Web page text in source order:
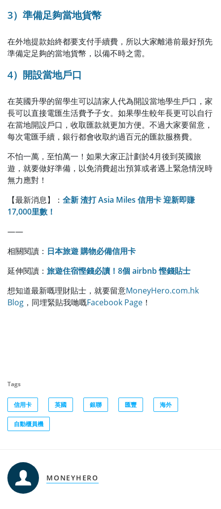
3）準備足夠當地貨幣
在外地提款始終都要支付手續費，所以大家離港前最好預先
準備定足夠的當地貨幣，以備不時之需。
4）開設當地戶口
在英國升學的留學生可以請家人代為開設當地學生戶口，家
長可以直接電匯生活費予子女。如果學生較年長更可以自行
在當地開設戶口，收取匯款就更加方便。不過大家要留意，
每次電匯手續，銀行都會收取約過百元的匯款服務費。
不怕一萬，至怕萬一！如果大家正計劃於4月後到英國旅
遊，就要做好準備，以免消費超出預算或者遇上緊急情況時
無力應對！
【最新消息】： 全新 渣打 Asia Miles 信用卡 迎新即賺
17,000里數！
——
相關閱讀： 日本旅遊 購物必備信用卡
延伸閱讀： 旅遊住宿慳錢必讀！8個 airbnb 慳錢貼士
想知道最新嘅理財貼士，就要留意MoneyHero.com.hk
Blog ，同埋緊貼我哋嘅Facebook Page ！
Tags
信用卡 英國 銀聯 匯豐 海外
自動櫃員機
MONEYHERO